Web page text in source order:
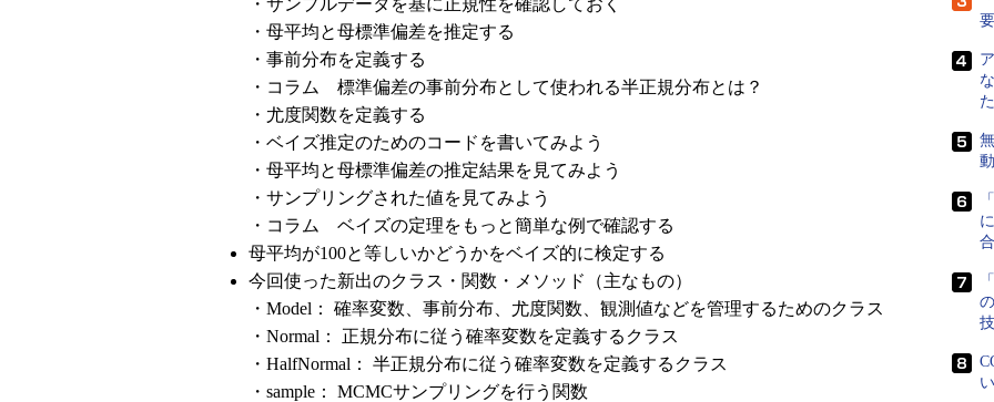
・サンプルデータを基に正規性を確認しておく
・母平均と母標準偏差を推定する
・事前分布を定義する
・コラム 標準偏差の事前分布として使われる半正規分布とは？
・尤度関数を定義する
・ベイズ推定のためのコードを書いてみよう
・母平均と母標準偏差の推定結果を見てみよう
・サンプリングされた値を見てみよう
・コラム ベイズの定理をもっと簡単な例で確認する
母平均が100と等しいかどうかをベイズ的に検定する
今回使った新出のクラス・関数・メソッド（主なもの）
・Model： 確率変数、事前分布、尤度関数、観測値などを管理するためのクラス
・Normal： 正規分布に従う確率変数を定義するクラス
・HalfNormal： 半正規分布に従う確率変数を定義するクラス
・sample： MCMCサンプリングを行う関数